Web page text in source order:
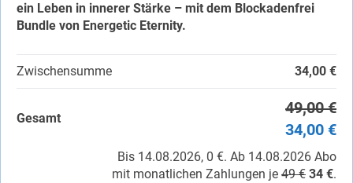
ein Leben in innerer Stärke – mit dem Blockadenfrei
Bundle von Energetic Eternity.
Zwischensumme 34,00 €
Gesamt
49,00 €
34,00 €
Bis 14.08.2026, 0 €. Ab 14.08.2026 Abo
mit monatlichen Zahlungen je 49 € 34 €.